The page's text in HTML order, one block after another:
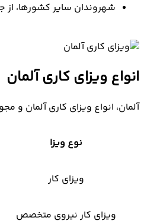
شهروندان سایر کشورها، از
انواع ویزای کاری آلمان
آلمان، انواع ویزای کاری آلمان و
نوع ویزا
ویزای کار
ویزای کار نیروی متخصص